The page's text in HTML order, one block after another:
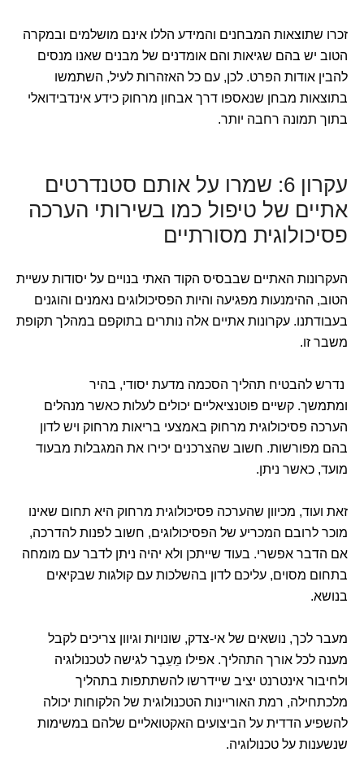
זכרו שתוצאות המבחנים והמידע הללו אינם מושלמים ובמקרה
הטוב יש בהם שגיאות והם אומדנים של מבנים שאנו מנסים
להבין אודות הפרט. לכן, עם כל האזהרות לעיל, השתמשו
בתוצאות מבחן שנאספו דרך אבחון מרחוק כידע אינדבידואלי
בתוך תמונה רחבה יותר.
עקרון 6: שמרו על אותם סטנדרטים
אתיים של טיפול כמו בשירותי הערכה
פסיכולוגית מסורתיים
העקרונות האתיים שבבסיס הקוד האתי בנויים על יסודות עשיית
הטוב, ההימנעות מפגיעה והיות הפסיכולוגים נאמנים והוגנים
בעבודתנו. עקרונות אתיים אלה נותרים בתוקפם במהלך תקופת
משבר זו.
נדרש להבטיח תהליך הסכמה מדעת יסודי, בהיר
ומתמשך. קשיים פוטנציאליים יכולים לעלות כאשר מנהלים
הערכה פסיכולוגית מרחוק באמצעי בריאות מרחוק ויש לדון
בהם מפורשות. חשוב שהצרכנים יכירו את המגבלות מבעוד
מועד, כאשר ניתן.
זאת ועוד, מכיוון שהערכה פסיכולוגית מרחוק היא תחום שאינו
מוכר לרובם המכריע של הפסיכולוגים, חשוב לפנות להדרכה,
אם הדבר אפשרי. בעוד שייתכן ולא יהיה ניתן לדבר עם מומחה
בתחום מסוים, עליכם לדון בהשלכות עם קולגות שבקיאים
בנושא.
מעבר לכך, נושאים של אי-צדק, שונויות וגיוון צריכים לקבל
מענה לכל אורך התהליך. אפילו מֵעֵבֶר לגישה לטכנולוגיה
ולחיבור אינטרנט יציב שיידרשו להשתתפות בתהליך
מלכתחילה, רמת האוריינות הטכנולוגית של הלקוחות יכולה
להשפיע הדדית על הביצועים האקטואליים שלהם במשימות
שנשענות על טכנולוגיה.